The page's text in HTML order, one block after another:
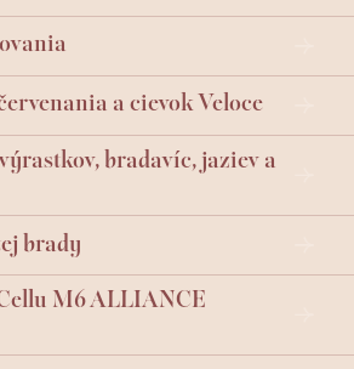
a cievok Veloce
bradavíc, jaziev a
brady
M6 ALLIANCE